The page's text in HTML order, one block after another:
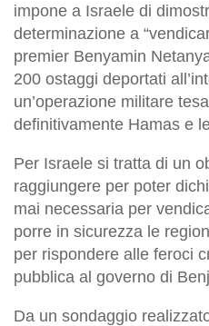
impone a Israele di
determinazione a
premier Benyamin
200 ostaggi deportati
un’operazione militare
definitivamente Hamas e
Per Israele si tratta di un
raggiungere per poter
mai necessaria per
porre in sicurezza le
per rispondere alle feroci
pubblica al governo di
Da un sondaggio